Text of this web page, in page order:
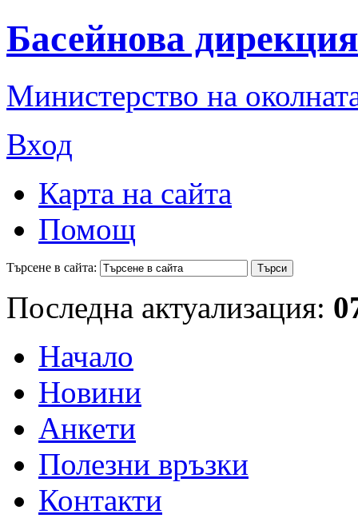
Басейнова
Министерство на
Вход
Карта на сайта
Помощ
Търсене в сайта:
Последна актуализация:
Начало
Новини
Анкети
Полезни връзки
Контакти